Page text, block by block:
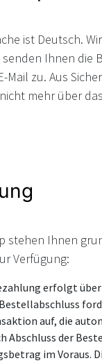
ist Deutsch.
Ihnen die
Mail zu. Aus
mehr über
stehen Ihnen
Verfügung:
erfolgt
auf, die
Abschluss der
im Voraus.